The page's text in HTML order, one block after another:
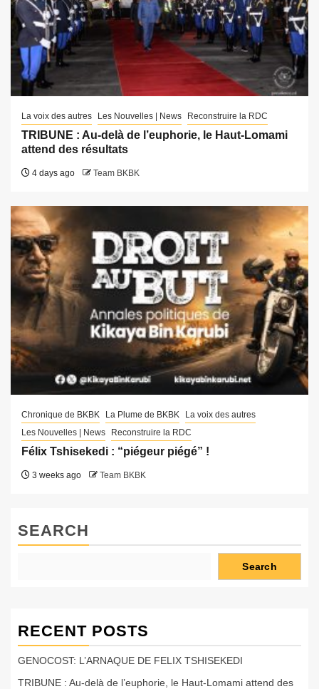
La voix des autres Les Nouvelles | News Reconstruire la RDC
TRIBUNE : Au-delà de l’euphorie, le Haut-Lomami
attend des résultats
4 days ago Team BKBK
Chronique de BKBK La Plume de BKBK
La voix des autres
Les Nouvelles | News
Reconstruire la RDC
Félix Tshisekedi : “piégeur piégé” !
3 weeks ago Team BKBK
SEARCH
Search
RECENT POSTS
GENOCOST: L’ARNAQUE DE FELIX TSHISEKEDI
TRIBUNE : Au-delà de l’euphorie, le Haut-Lomami attend des